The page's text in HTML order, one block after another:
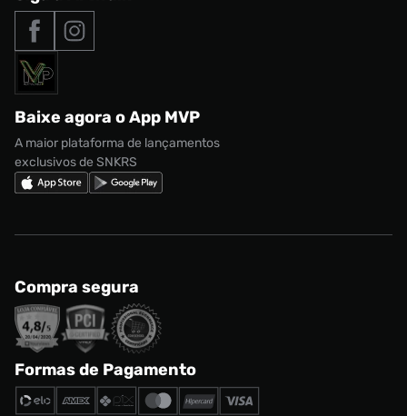
Roupas
Acessórios
Marcas
Nike Air Max
adidas Adi2000
adidas Campus
Nike Shox
Nossas lojas
Termos de uso
Política de privacidade
Regulamento CRM/ CASHBACK
Regulamento Cupom
Tipos de entrega
Formas de Pagamento
Solicite seus dados
Baixe agora o App MVP
A maior plataforma de lançamentos
exclusivos de SNKRS
Compra segura
Formas de Pagamento